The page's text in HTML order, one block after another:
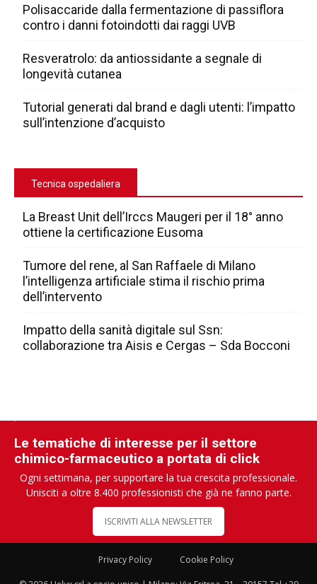
Polisaccaride dalla fermentazione di passiflora
contro i danni fotoindotti dai raggi UVB
Resveratrolo: da antiossidante a segnale di
longevità cutanea
Tutorial generati dal brand e dagli utenti: l’impatto
sull’intenzione d’acquisto
Tecnica ospedaliera
La Breast Unit dell’Irccs Maugeri per il 18° anno
ottiene la certificazione Eusoma
Tumore del rene, al San Raffaele di Milano
l’intelligenza artificiale stima il rischio prima
dell’intervento
Impatto della sanità digitale sul Ssn:
collaborazione tra Aisis e Cergas – Sda Bocconi
Le tematiche di interesse per il settore
chimico-farmaceutico a portata di click
Ogni settimana, per supportare la tua crescita professionale.
Unisciti a oltre 8.400 professionisti che già ne fanno parte.
ISCRIVITI ALLA NEWSLETTER
Privacy Policy Cookie Policy